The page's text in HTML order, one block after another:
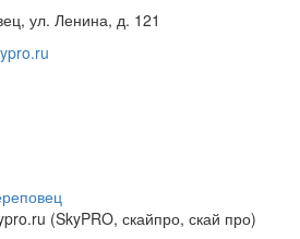
ул. Ленина, д. 121
(SkyPRO, скайпро, скай про)